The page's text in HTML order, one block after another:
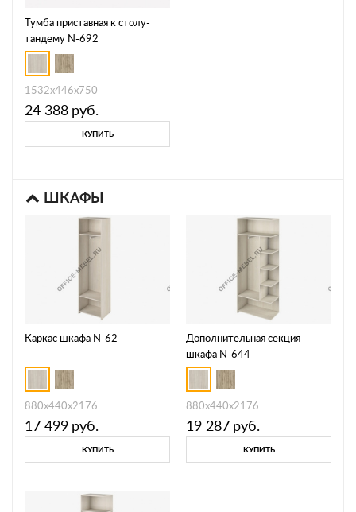
Тумба приставная к столу-
тандему N-692
1532х446х750
24 388 руб.
КУПИТЬ
ШКАФЫ
Каркас шкафа N-62
880х440х2176
17 499 руб.
КУПИТЬ
Дополнительная секция
шкафа N-644
880х440х2176
19 287 руб.
КУПИТЬ